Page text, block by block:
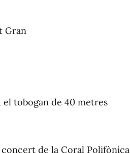
Gran
el tobogan de 40 metres
de la Coral Polifònica